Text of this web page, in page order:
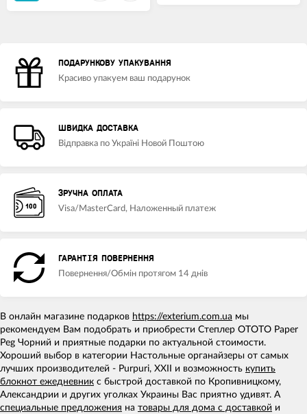
ПОДАРУНКОВУ УПАКУВАННЯ
Красиво упакуем ваш подарунок
ШВИДКА ДОСТАВКА
Відправка по Україні Новой Поштою
ЗРУЧНА ОПЛАТА
Visa/MasterCard, Наложенный платеж
ГАРАНТІЯ ПОВЕРНЕННЯ
Повернення/Обмін протягом 14 днів
В онлайн магазине подарков https://exterium.com.ua мы
рекомендуем Вам подобрать и приобрести Степлер OTOTO Paper
Peg Чорний и приятные подарки по актуальной стоимости.
Хороший выбор в категории Настольные органайзеры от самых
лучших производителей - Purpuri, XXII и возможность купить
блокнот ежедневник с быстрой доставкой по Кропивницкому,
Александрии и других уголках Украины Вас приятно удивят. А
специальные предложения на товары для дома с доставкой и